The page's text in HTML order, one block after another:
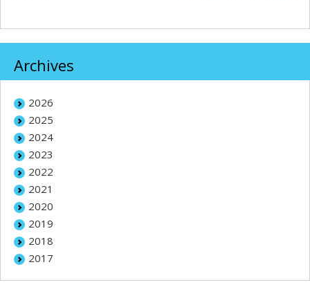
Archives
2026
2025
2024
2023
2022
2021
2020
2019
2018
2017